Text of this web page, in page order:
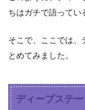
ちはガチで語ってい
そこで、ここでは、
とめてみました。
ディープステー